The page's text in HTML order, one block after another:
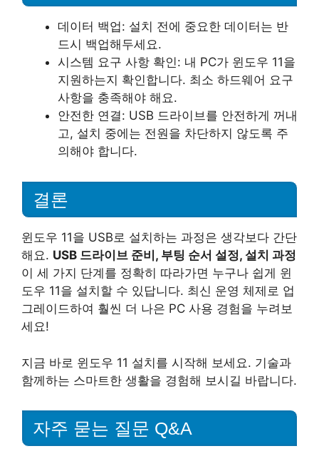
데이터 백업: 설치 전에 중요한 데이터는 반
드시 백업해두세요.
시스템 요구 사항 확인: 내 PC가 윈도우 11을
지원하는지 확인합니다. 최소 하드웨어 요구
사항을 충족해야 해요.
안전한 연결: USB 드라이브를 안전하게 꺼내
고, 설치 중에는 전원을 차단하지 않도록 주
의해야 합니다.
결론
윈도우 11을 USB로 설치하는 과정은 생각보다 간단
해요. USB 드라이브 준비, 부팅 순서 설정, 설치 과정
이 세 가지 단계를 정확히 따라가면 누구나 쉽게 윈
도우 11을 설치할 수 있답니다. 최신 운영 체제로 업
그레이드하여 훨씬 더 나은 PC 사용 경험을 누려보
세요!
지금 바로 윈도우 11 설치를 시작해 보세요. 기술과
함께하는 스마트한 생활을 경험해 보시길 바랍니다.
자주 묻는 질문 Q&A